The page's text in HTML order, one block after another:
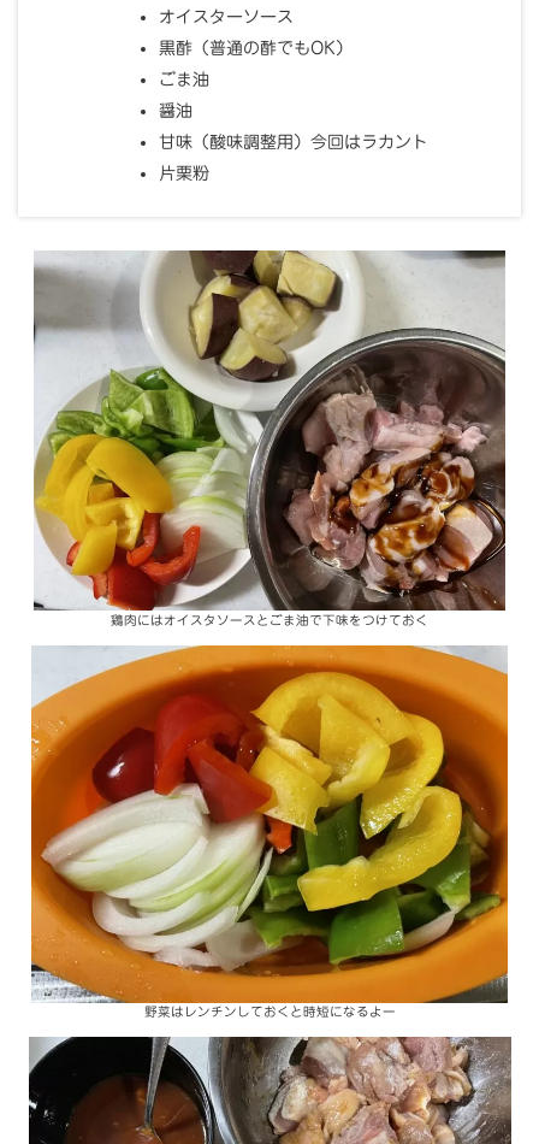
オイスターソース
黒酢（普通の酢でもOK）
ごま油
醤油
甘味（酸味調整用）今回はラカント
片栗粉
鶏肉にはオイスタソースとごま油で下味をつけておく
野菜はレンチンしておくと時短になるよー